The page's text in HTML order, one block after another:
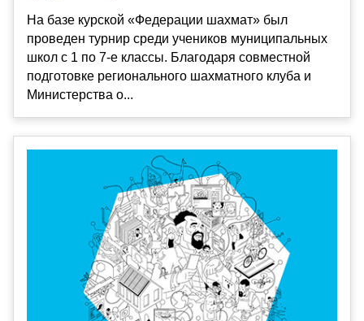
На базе курской «Федерации шахмат» был
проведен турнир среди учеников муниципальных
школ с 1 по 7-е классы. Благодаря совместной
подготовке регионального шахматного клуба и
Министерства о...